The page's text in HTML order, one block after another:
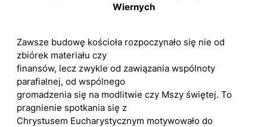
Wiernych
Zawsze budowę kościoła rozpoczynało się nie od
zbiórek materiału czy
finansów, lecz zwykle od zawiązania wspólnoty
parafialnej, od wspólnego
gromadzenia się na modlitwie czy Mszy świętej. To
pragnienie spotkania się z
Chrystusem Eucharystycznym motywowało do